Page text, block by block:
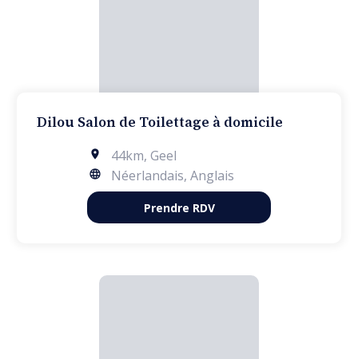
Dilou Salon de Toilettage à domicile
44km, Geel
Néerlandais, Anglais
Prendre RDV